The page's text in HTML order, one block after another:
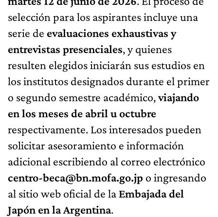
selección para los aspirantes incluye una
serie de evaluaciones exhaustivas y
entrevistas presenciales, y quienes
resulten elegidos iniciarán sus estudios en
los institutos designados durante el primer
o segundo semestre académico,viajando
en los meses de abril u octubre
respectivamente. Los interesados pueden
solicitar asesoramiento e información
adicional escribiendo al correo electrónico
centro-beca@bn.mofa.go.jp o ingresando
al sitio web oficial de la Embajada del
Japón en la Argentina.